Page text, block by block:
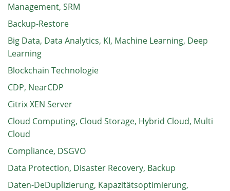
Management, SRM
Backup-Restore
Big Data, Data Analytics, KI, Machine Learning, Deep
Learning
Blockchain Technologie
CDP, NearCDP
Citrix XEN Server
Cloud Computing, Cloud Storage, Hybrid Cloud, Multi
Cloud
Compliance, DSGVO
Data Protection, Disaster Recovery, Backup
Daten-DeDuplizierung, Kapazitätsoptimierung,